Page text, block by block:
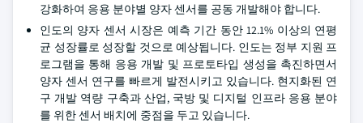
강화하여 응용 분야별 양자 센서를 공동 개발해야 합니다.
인도의 양자 센서 시장은 예측 기간 동안 12.1% 이상의 연평
균 성장률로 성장할 것으로 예상됩니다. 인도는 정부 지원 프
로그램을 통해 응용 개발 및 프로토타입 생성을 촉진하면서
양자 센서 연구를 빠르게 발전시키고 있습니다. 현지화된 연
구 개발 역량 구축과 산업, 국방 및 디지털 인프라 응용 분야
를 위한 센서 배치에 중점을 두고 있습니다.